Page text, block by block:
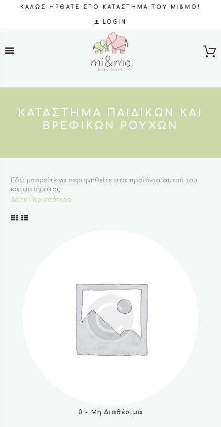
ΚΑΛΩΣ ΗΡΘΑΤΕ ΣΤΟ ΚΑΤΑΣΤΗΜΑ ΤΟΥ MI&MO!
LOGIN
ΚΑΤΆΣΤΗΜΑ ΠΑΙΔΙΚΏΝ ΚΑΙ
ΒΡΕΦΙΚΏΝ ΡΟΎΧΩΝ
Εδώ μπορείτε να περιηγηθείτε στα προϊόντα αυτού του
καταστήματος.
Δείτε Περισσότερα
0 - Μη Διαθέσιμα